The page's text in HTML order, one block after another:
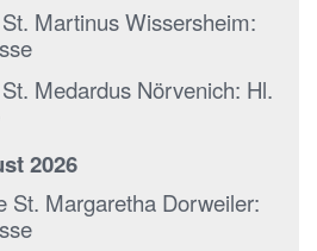
Martinus Wissersheim:
Medardus Nörvenich: Hl.
2026
St. Margaretha Dorweiler: